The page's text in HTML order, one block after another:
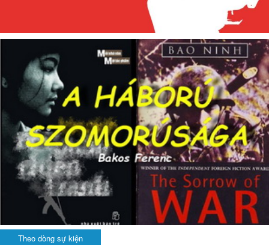
Theo dòng sự kiện